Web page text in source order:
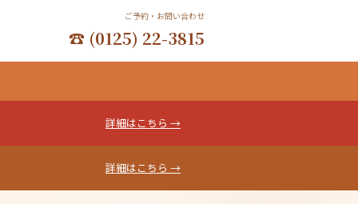
ご予約・お問い合わせ
☎ (0125) 22-3815
詳細はこちら →
詳細はこちら →